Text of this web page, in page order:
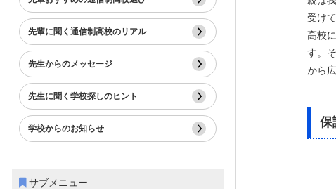
先輩に聞く通信制高校のリアル
先生からのメッセージ
先生に聞く学校探しのヒント
学校からのお知らせ
サブメニュー
受け
高校
す。
から
保